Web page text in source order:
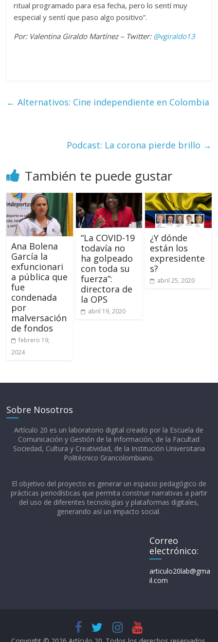
ritual programado para esa fecha, pero lo sentí muy
especial y sentí que paso algo positivo”.
Por: Valentina Giraldo Martínez – Twitter: @vgiraldo13
← Alternativos: Cine independiente en Colombia
Podcast: La corona pierde brillo →
También te puede gustar
Ana Bolena
García la
exfuncionari
a pública que
fue
condenada
por
malversación
de fondos
febrero 19,
2024
“La COVID-19
todavía no
ha golpeado
con toda su
fuerza”:
directora de
la OPS
abril 19, 2020
¿Y dónde
están los
expresidente
s?
abril 25, 2020
Sobre Nosotros
Artículo 20 es un laboratorio digital creado por la Escuela de
Comunicación y Gestión de la Información, de la Facultad
Sociedad, Cultura y Creatividad, de la Institución Universitaria
Politécnico Grancolombiano.​
El objetivo del proyecto es generar un espacio pedagógico de
prácticas periodísticas que permita construir narrativas a partir
del uso de diferentes tecnologías y plataformas digitales,
generando así un impacto social.
Correo
electrónico:
articulo20lab@gma
il.com